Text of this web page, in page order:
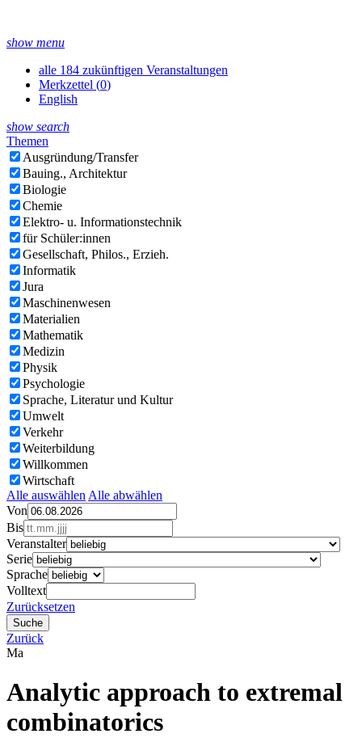
show menu
alle 184 zukünftigen Veranstaltungen
Merkzettel (0)
English
show search
Themen
Ausgründung/Transfer
Bauing., Architektur
Biologie
Chemie
Elektro- u. Informationstechnik
für Schüler:innen
Gesellschaft, Philos., Erzieh.
Informatik
Jura
Maschinenwesen
Materialien
Mathematik
Medizin
Physik
Psychologie
Sprache, Literatur und Kultur
Umwelt
Verkehr
Weiterbildung
Willkommen
Wirtschaft
Alle auswählen Alle abwählen
Von
Bis
Veranstalter
Serie
Sprache
Volltext
Zurücksetzen
Zurück
Ma
Analytic approach to extremal
combinatorics